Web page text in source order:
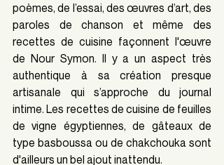
poèmes, de l’essai, des œuvres d’art, des
paroles de chanson et même des
recettes de cuisine façonnent l'œuvre
de Nour Symon. Il y a un aspect très
authentique à sa création presque
artisanale qui s’approche du journal
intime. Les recettes de cuisine de feuilles
de vigne égyptiennes, de gâteaux de
type basboussa ou de chakchouka sont
d'ailleurs un bel ajout inattendu.